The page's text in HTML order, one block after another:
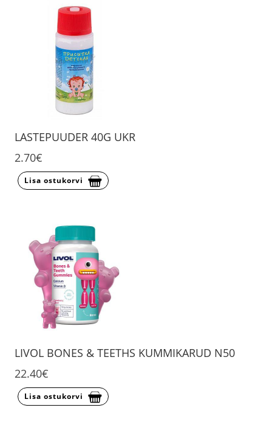
LASTEPUUDER 40G UKR
2.70€
Lisa ostukorvi
LIVOL BONES & TEETHS KUMMIKARUD N50
22.40€
Lisa ostukorvi